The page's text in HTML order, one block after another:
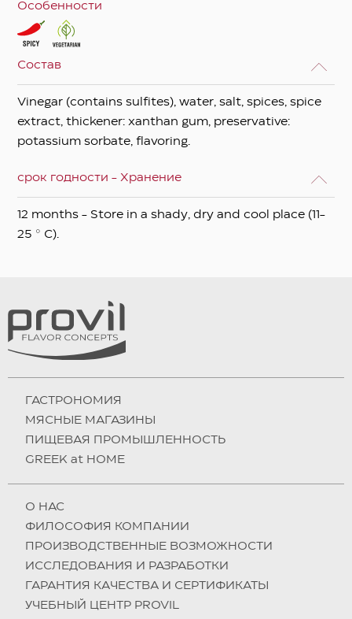
Особенности
Состав
Vinegar (contains sulfites), water, salt, spices, spice
extract, thickener: xanthan gum, preservative:
potassium sorbate, flavoring.
срок годности - Хранение
12 months - Store in a shady, dry and cool place (11-
25 ° C).
ГАСТРОНОМИЯ
МЯСНЫЕ МАГАЗИНЫ
ПИЩЕВАЯ ПРОМЫШЛЕННОСТЬ
GREEK at HOME
О НAC
ФИЛОСОФИЯ КОМПАНИИ
ПРОИЗВОДСТВЕННЫЕ ВОЗМОЖНОСТИ
ИССЛЕДОВАНИЯ И РАЗРАБОТКИ
ГАРАНТИЯ КАЧЕСТВА И СЕРТИФИКАТЫ
УЧЕБНЫЙ ЦЕНТР PROVIL